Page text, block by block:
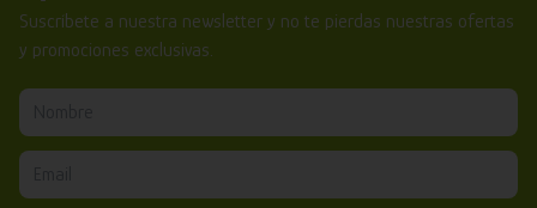
Suscríbete a nuestra newsletter y no te pierdas nuestras ofertas
y promociones exclusivas.